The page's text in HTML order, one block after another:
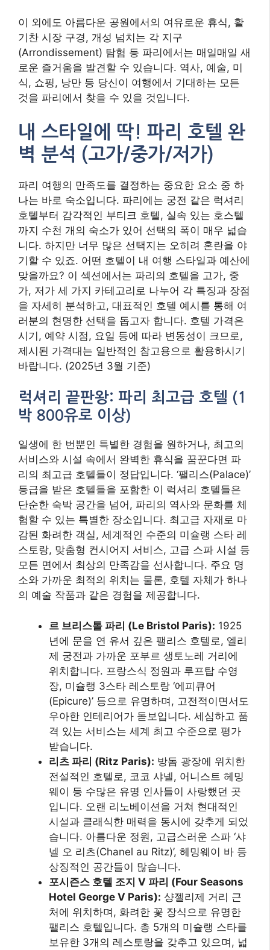
이 외에도 아름다운 공원에서의 여유로운 휴식, 활
기찬 시장 구경, 개성 넘치는 각 지구
(Arrondissement) 탐험 등 파리에서는 매일매일 새
로운 즐거움을 발견할 수 있습니다. 역사, 예술, 미
식, 쇼핑, 낭만 등 당신이 여행에서 기대하는 모든
것을 파리에서 찾을 수 있을 것입니다.
내 스타일에 딱! 파리 호텔 완
벽 분석 (고가/중가/저가)
파리 여행의 만족도를 결정하는 중요한 요소 중 하
나는 바로 숙소입니다. 파리에는 궁전 같은 럭셔리
호텔부터 감각적인 부티크 호텔, 실속 있는 호스텔
까지 수천 개의 숙소가 있어 선택의 폭이 매우 넓습
니다. 하지만 너무 많은 선택지는 오히려 혼란을 야
기할 수 있죠. 어떤 호텔이 내 여행 스타일과 예산에
맞을까요? 이 섹션에서는 파리의 호텔을 고가, 중
가, 저가 세 가지 카테고리로 나누어 각 특징과 장점
을 자세히 분석하고, 대표적인 호텔 예시를 통해 여
러분의 현명한 선택을 돕고자 합니다. 호텔 가격은
시기, 예약 시점, 요일 등에 따라 변동성이 크므로,
제시된 가격대는 일반적인 참고용으로 활용하시기
바랍니다. (2025년 3월 기준)
럭셔리 끝판왕: 파리 최고급 호텔 (1
박 800유로 이상)
일생에 한 번뿐인 특별한 경험을 원하거나, 최고의
서비스와 시설 속에서 완벽한 휴식을 꿈꾼다면 파
리의 최고급 호텔들이 정답입니다. ‘팰리스(Palace)’
등급을 받은 호텔들을 포함한 이 럭셔리 호텔들은
단순한 숙박 공간을 넘어, 파리의 역사와 문화를 체
험할 수 있는 특별한 장소입니다. 최고급 자재로 마
감된 화려한 객실, 세계적인 수준의 미슐랭 스타 레
스토랑, 맞춤형 컨시어지 서비스, 고급 스파 시설 등
모든 면에서 최상의 만족감을 선사합니다. 주요 명
소와 가까운 최적의 위치는 물론, 호텔 자체가 하나
의 예술 작품과 같은 경험을 제공합니다.
르 브리스톨 파리 (Le Bristol Paris): 1925
년에 문을 연 유서 깊은 팰리스 호텔로, 엘리
제 궁전과 가까운 포부르 생토노레 거리에
위치합니다. 프랑스식 정원과 루프탑 수영
장, 미슐랭 3스타 레스토랑 ‘에피큐어
(Epicure)’ 등으로 유명하며, 고전적이면서도
우아한 인테리어가 돋보입니다. 세심하고 품
격 있는 서비스는 세계 최고 수준으로 평가
받습니다.
리츠 파리 (Ritz Paris): 방돔 광장에 위치한
전설적인 호텔로, 코코 샤넬, 어니스트 헤밍
웨이 등 수많은 유명 인사들이 사랑했던 곳
입니다. 오랜 리노베이션을 거쳐 현대적인
시설과 클래식한 매력을 동시에 갖추게 되었
습니다. 아름다운 정원, 고급스러운 스파 ‘샤
넬 오 리츠(Chanel au Ritz)’, 헤밍웨이 바 등
상징적인 공간들이 많습니다.
포시즌스 호텔 조지 V 파리 (Four Seasons
Hotel George V Paris): 샹젤리제 거리 근
처에 위치하며, 화려한 꽃 장식으로 유명한
팰리스 호텔입니다. 총 5개의 미슐랭 스타를
보유한 3개의 레스토랑을 갖추고 있으며, 넓